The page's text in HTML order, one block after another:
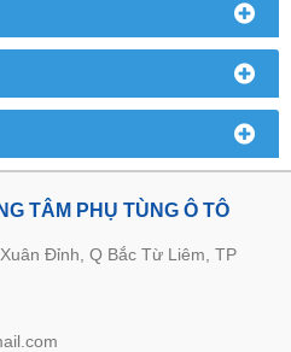
TÂM PHỤ TÙNG Ô TÔ
Đỉnh, Q Bắc Từ Liêm, TP